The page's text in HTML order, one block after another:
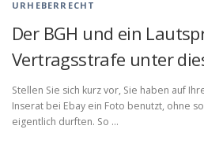
URHEBERRECHT
Der BGH und ein
Vertragsstrafe unter
Stellen Sie sich kurz vor, Sie haben auf
Inserat bei Ebay ein Foto benutzt, ohne
eigentlich durften. So …